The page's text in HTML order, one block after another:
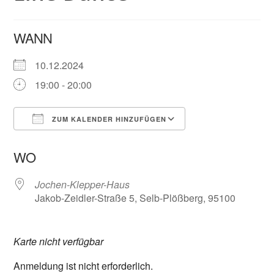
WANN
10.12.2024
19:00 - 20:00
ZUM KALENDER HINZUFÜGEN
WO
Jochen-Klepper-Haus
Jakob-Zeidler-Straße 5, Selb-Plößberg, 95100
Karte nicht verfügbar
Anmeldung ist nicht erforderlich.